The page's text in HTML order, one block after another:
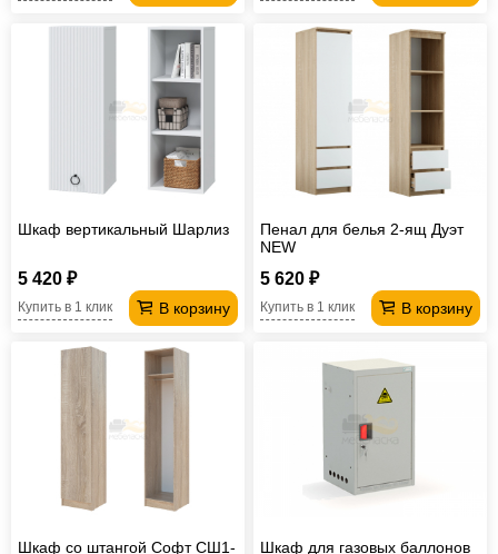
Шкаф вертикальный Шарлиз
5 420 ₽
В корзину
Купить в 1 клик
Пенал для белья 2-ящ Дуэт
NEW
5 620 ₽
В корзину
Купить в 1 клик
Шкаф со штангой Софт СШ1- Шкаф для газовых баллонов